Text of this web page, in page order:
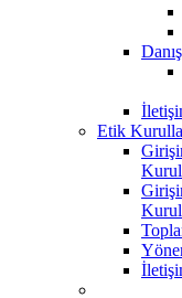
Etik
Kurul